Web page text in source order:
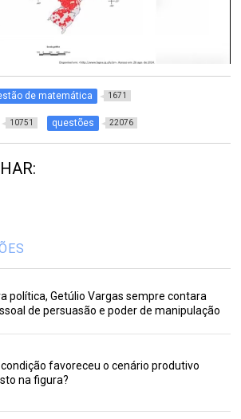
de matemática 1671
10751 questões 22076
política, Getúlio Vargas sempre contara
de persuasão e poder de manipulação
favoreceu o cenário produtivo
na figura?